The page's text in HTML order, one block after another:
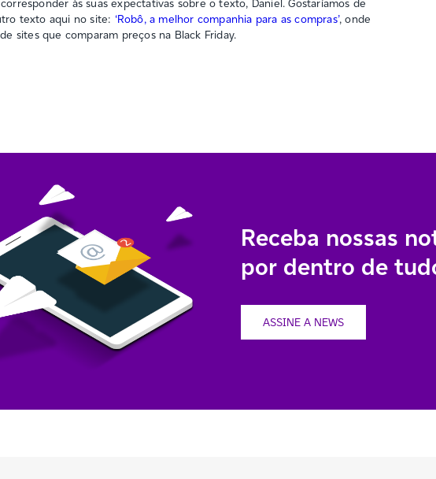
texto aqui no site: ‘Robô, a melhor companhia para as compras’, onde
sites que comparam preços na Black Friday.
Receba nossas
por dentro de
ASSINE A NEWS